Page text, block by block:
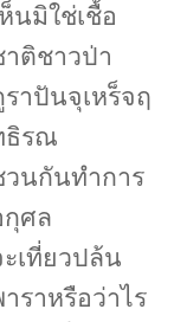
นมิใช่เชื้อ
าติชาวป่า
ราปันจุเหร็จฤ
ธิรณ
วนกันทำการ
กุศล
ะเที่ยวปล้น
ราหรือว่าไร